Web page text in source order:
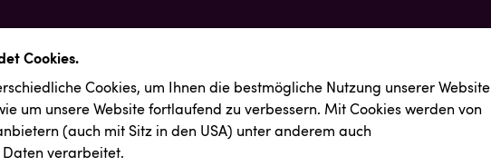
Cookies.
Cookies, um Ihnen die best­mögliche Nutzung unserer Website
um unsere Website fortlaufend zu verbessern. Mit Cookies werden von
(auch mit Sitz in den USA) unter anderem auch
verarbeitet.